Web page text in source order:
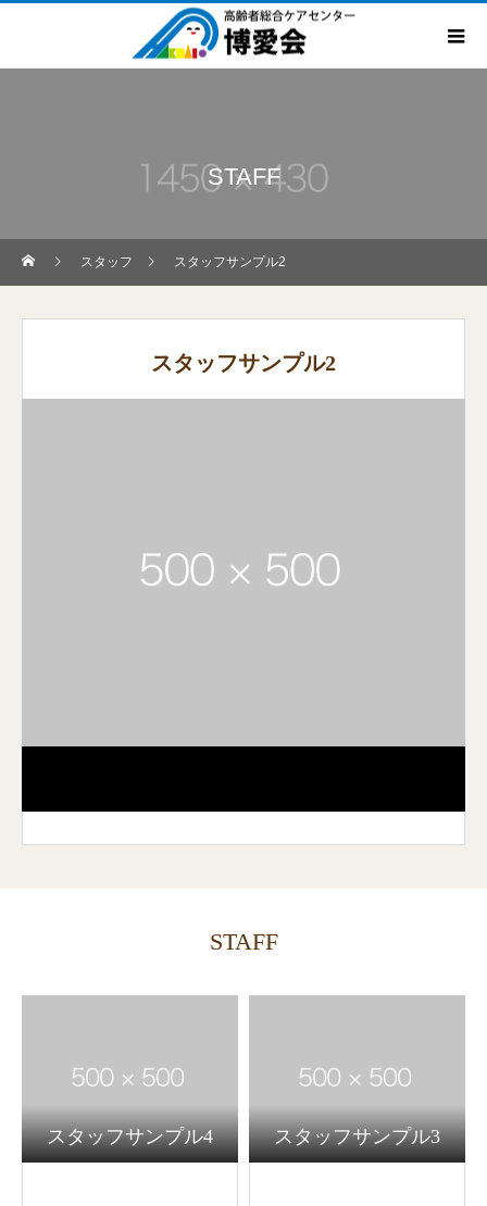
STAFF
スタッフ スタッフサンプル2
スタッフサンプル2
STAFF
スタッフサンプル4 スタッフサンプル3